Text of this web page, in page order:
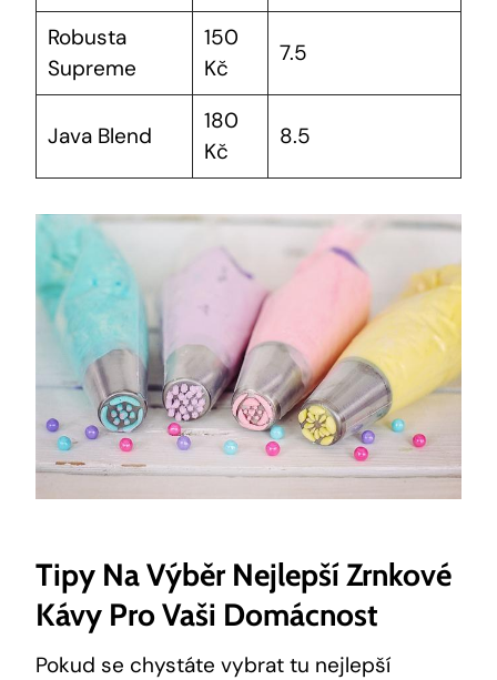
Robusta
Supreme
150
Kč
7.5
Java Blend
180
Kč
8.5
Tipy Na Výběr Nejlepší Zrnkové
Kávy Pro Vaši Domácnost
Pokud se chystáte vybrat ‍tu ⁣nejlepší